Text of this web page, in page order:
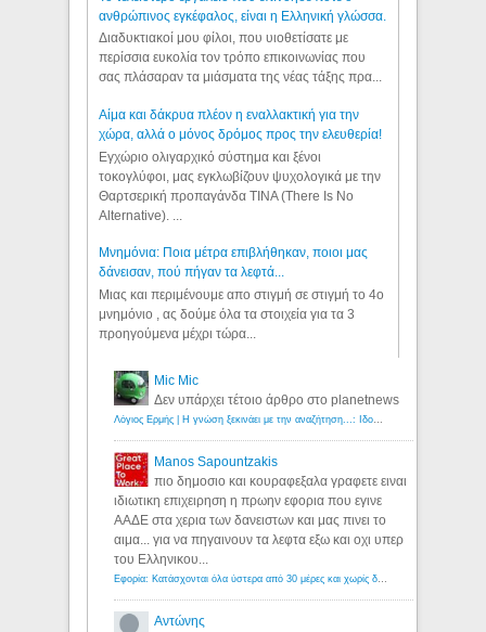
ανθρώπινος εγκέφαλος, είναι η Ελληνική γλώσσα.
Διαδυκτιακοί μου φίλοι, που υιοθετίσατε με
περίσσια ευκολία τον τρόπο επικοινωνίας που
σας πλάσαραν τα μιάσματα της νέας τάξης πρα...
Αίμα και δάκρυα πλέον η εναλλακτική για την
χώρα, αλλά ο μόνος δρόμος προς την ελευθερία!
Εγχώριο ολιγαρχικό σύστημα και ξένοι
τοκογλύφοι, μας εγκλωβίζουν ψυχολογικά με την
Θαρτσερική προπαγάνδα TINA (There Is No
Alternative). ...
Μνημόνια: Ποια μέτρα επιβλήθηκαν, ποιοι μας
δάνεισαν, πού πήγαν τα λεφτά...
Μιας και περιμένουμε απο στιγμή σε στιγμή το 4ο
μνημόνιο , ας δούμε όλα τα στοιχεία για τα 3
προηγούμενα μέχρι τώρα...
Mic Mic
Δεν υπάρχει τέτοιο άρθρο στο planetnews
Λόγιος Ερμής | Η γνώση ξεκινάει με την αναζήτηση...: Ιδού οι 18 που χρωστούν 11 δις ευρώ!
Manos Sapountzakis
πιο δημοσιο και κουραφεξαλα γραφετε ειναι
ιδιωτικη επιχειρηση η πρωην εφορια που εγινε
ΑΑΔΕ στα χερια των δανειστων και μας πινει το
αιμα... για να πηγαινουν τα λεφτα εξω και οχι υπερ
του Ελληνικου...
Εφορία: Κατάσχονται όλα ύστερα από 30 μέρες και χωρίς δικαστικές αποφάσεις - Λόγιος Ερμής
Αντώνης